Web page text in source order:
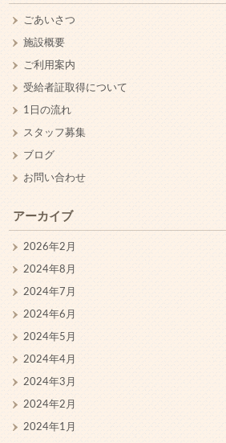
ごあいさつ
施設概要
ご利用案内
受給者証取得について
1日の流れ
スタッフ募集
ブログ
お問い合わせ
アーカイブ
2026年2月
2024年8月
2024年7月
2024年6月
2024年5月
2024年4月
2024年3月
2024年2月
2024年1月